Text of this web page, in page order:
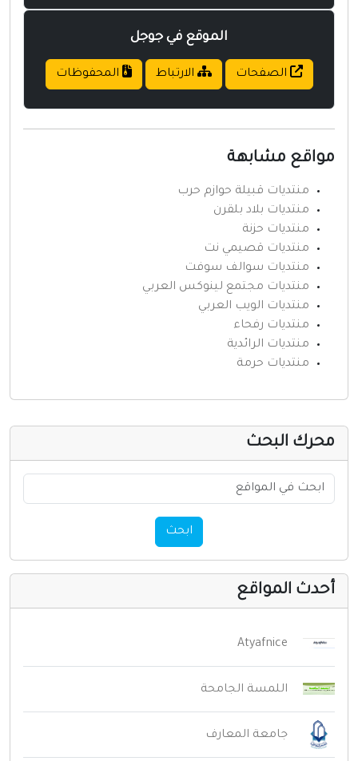
الموقع في جوجل
الصفحات الارتباط المحفوظات
مشابهة
منتديات قبيلة حوازم حرب
منتديات بلاد بلقرن
منتديات حزنة
منتديات قصيمي نت
منتديات سوالف سوفت
منتديات مجتمع لينوكس العربي
منتديات الويب العربي
منتديات رفحاء
منتديات الرائدية
منتديات حرمة
البحث
المواقع
Atyafnice
اللمسة الجامحة
جامعة المعارف